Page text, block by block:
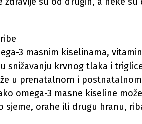
3 masnim kiselinama,
snižavanju krvnog tlaka i
u prenatalnom i
omega-3 masne kiseline
sjeme, orahe ili drugu hranu,